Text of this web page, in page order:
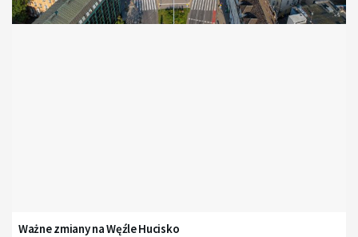
Ważne zmiany na Węźle Hucisko